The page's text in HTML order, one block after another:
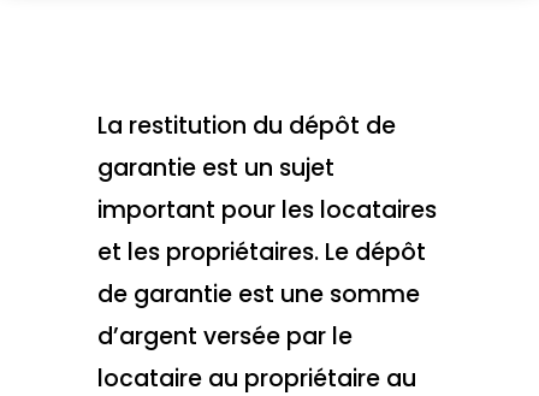
La restitution du dépôt de
garantie est un sujet
important pour les locataires
et les propriétaires. Le dépôt
de garantie est une somme
d’argent versée par le
locataire au propriétaire au